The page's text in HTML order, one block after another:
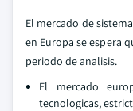
El mercado de
en Europa se espera
periodo de analisis.
El mercado
tecnologicas,